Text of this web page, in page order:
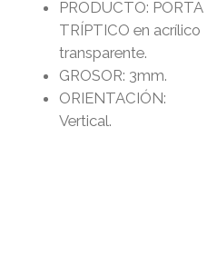
PRODUCTO: PORTA
TRÍPTICO en acrílico
transparente.
GROSOR: 3mm.
ORIENTACIÓN:
Vertical.